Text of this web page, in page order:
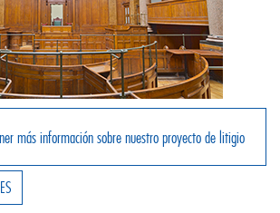
más información sobre nuestro proyecto de litigio
ES